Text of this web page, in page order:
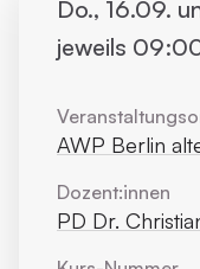
Do., 16.09.
jeweils
AWP Berlin
Dozent:innen
PD Dr.